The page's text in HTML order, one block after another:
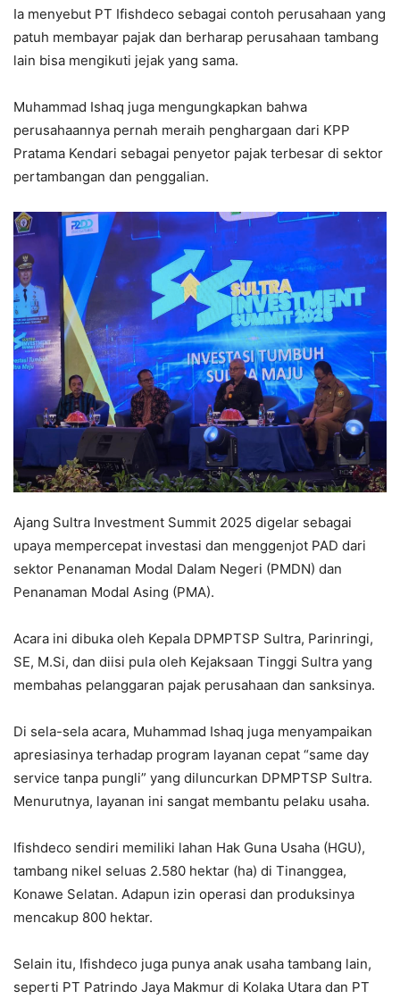
Ia menyebut PT Ifishdeco sebagai contoh perusahaan yang
patuh membayar pajak dan berharap perusahaan tambang
lain bisa mengikuti jejak yang sama.
Muhammad Ishaq juga mengungkapkan bahwa
perusahaannya pernah meraih penghargaan dari KPP
Pratama Kendari sebagai penyetor pajak terbesar di sektor
pertambangan dan penggalian.
Ajang Sultra Investment Summit 2025 digelar sebagai
upaya mempercepat investasi dan menggenjot PAD dari
sektor Penanaman Modal Dalam Negeri (PMDN) dan
Penanaman Modal Asing (PMA).
Acara ini dibuka oleh Kepala DPMPTSP Sultra, Parinringi,
SE, M.Si, dan diisi pula oleh Kejaksaan Tinggi Sultra yang
membahas pelanggaran pajak perusahaan dan sanksinya.
Di sela-sela acara, Muhammad Ishaq juga menyampaikan
apresiasinya terhadap program layanan cepat “same day
service tanpa pungli” yang diluncurkan DPMPTSP Sultra.
Menurutnya, layanan ini sangat membantu pelaku usaha.
Ifishdeco sendiri memiliki lahan Hak Guna Usaha (HGU),
tambang nikel seluas 2.580 hektar (ha) di Tinanggea,
Konawe Selatan. Adapun izin operasi dan produksinya
mencakup 800 hektar.
Selain itu, Ifishdeco juga punya anak usaha tambang lain,
seperti PT Patrindo Jaya Makmur di Kolaka Utara dan PT